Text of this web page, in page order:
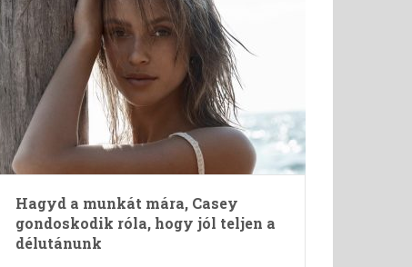
Hagyd a munkát mára, Casey
gondoskodik róla, hogy jól teljen a
délutánunk